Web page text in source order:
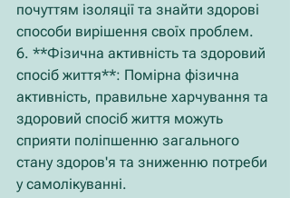
почуттям ізоляції та знайти здорові
способи вирішення своїх проблем.
6. **Фізична активність та здоровий
спосіб життя**: Помірна фізична
активність, правильне харчування та
здоровий спосіб життя можуть
сприяти поліпшенню загального
стану здоров'я та зниженню потреби
у самолікуванні.